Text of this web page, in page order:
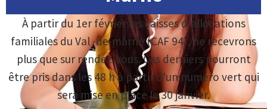
À partir du 1er février les caisses d'allocations
familiales du Val -de-marne (CAF 94), ne recevrons
plus que sur rendez-vous. Ces derniers pourront
être pris dans les 48 h à partir d'un numéro vert qui
sera mise en place le 30 janvier.